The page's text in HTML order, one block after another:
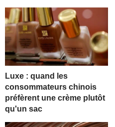
Luxe : quand les
consommateurs chinois
préfèrent une crème plutôt
qu'un sac